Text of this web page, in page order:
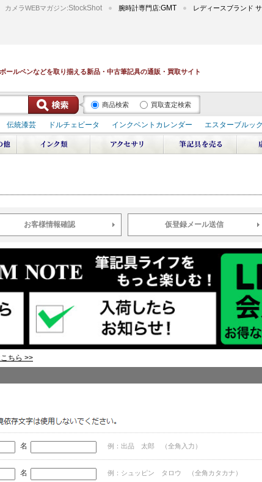
カメラWEBマガジン:StockShot 腕時計専門店:GMT レディースブランド
ールペンなどを取り揃える新品・中古筆記具の通販・買取サイト
商品検索 買取査定検索
伝統漆芸 ドルチェビータ インクベントカレンダー エスターブルック
ポン スペース オデッセイ 輪島屋善仁 深海 エテルニタ･アヴァンティ
ペリカン オーシャンスワール 源氏物語 作家シリーズ パトロンシリ
お客様情報確認 仮登録メール送信
ちら >>
名 例：出品 太郎 （全角入力）
名 例：シュッピン タロウ （全角カタカナ）